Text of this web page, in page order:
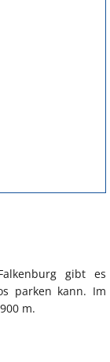
gibt es
parken kann. Im
m.